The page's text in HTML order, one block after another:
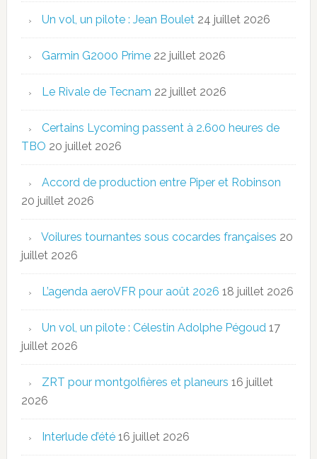
Un vol, un pilote : Jean Boulet 24 juillet 2026
Garmin G2000 Prime 22 juillet 2026
Le Rivale de Tecnam 22 juillet 2026
Certains Lycoming passent à 2.600 heures de
TBO 20 juillet 2026
Accord de production entre Piper et Robinson
20 juillet 2026
Voilures tournantes sous cocardes françaises 20
juillet 2026
L’agenda aeroVFR pour août 2026 18 juillet 2026
Un vol, un pilote : Célestin Adolphe Pégoud 17
juillet 2026
ZRT pour montgolfières et planeurs 16 juillet
2026
Interlude d’été 16 juillet 2026